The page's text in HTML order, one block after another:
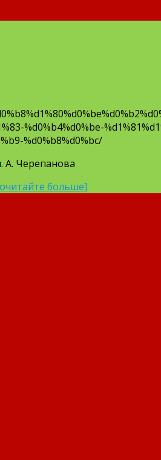
%d0%b4%d0%be-
%d0%b8%d0%bc/
А. Черепанова
больше]